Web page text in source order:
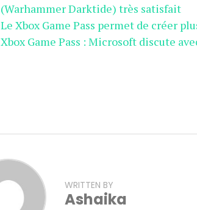
(Warhammer Darktide) très satisfait
Le Xbox Game Pass permet de créer
Xbox Game Pass : Microsoft discute
WRITTEN BY
Ashaika